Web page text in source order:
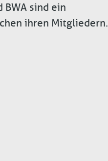
sind ein
ihren Mitgliedern.